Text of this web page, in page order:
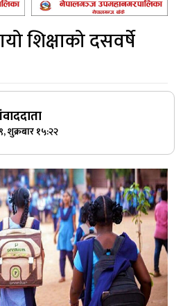
शिक्षाको दसवर्षे
शुक्रबार १५:२२